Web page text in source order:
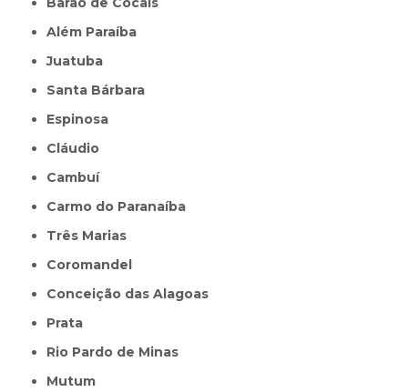
Além Paraíba
Juatuba
Santa Bárbara
Espinosa
Cláudio
Cambuí
Carmo do Paranaíba
Três Marias
Coromandel
Conceição das Alagoas
Prata
Rio Pardo de Minas
Mutum